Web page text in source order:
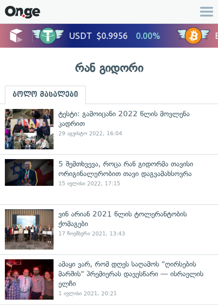
რან გიდორი
ბოლო მასალები
ტესტი: გამოიცანი 2022 წლის მოვლენა
კადრით
29 აგვისტო 2022, 16:04
5 შემთხვევა, როცა რან გიდორმა თავისი
ორიგინალურობით თავი დაგვამახსოვრა
15 ივლისი 2022, 17:15
ვინ არიან 2021 წლის ტოლერანტობის
ქომაგები
17 ნოემბერი 2021, 13:43
ამაყი ვარ, რომ დღეს საღამოს "ღირსების
მარშის" პრემიერას დავესწარი — ისრაელის
ელჩი
1 ივლისი 2021, 20:21